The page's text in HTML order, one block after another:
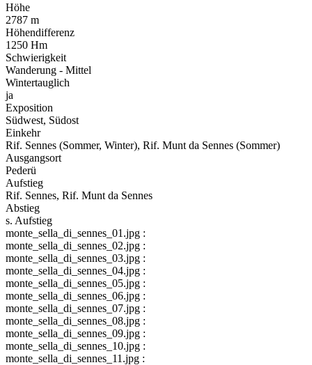
Höhe
2787 m
Höhendifferenz
1250 Hm
Schwierigkeit
Wanderung - Mittel
Wintertauglich
ja
Exposition
Südwest, Südost
Einkehr
Rif. Sennes (Sommer, Winter), Rif. Munt da Sennes (Sommer)
Ausgangsort
Pederü
Aufstieg
Rif. Sennes, Rif. Munt da Sennes
Abstieg
s. Aufstieg
monte_sella_di_sennes_01.jpg :
monte_sella_di_sennes_02.jpg :
monte_sella_di_sennes_03.jpg :
monte_sella_di_sennes_04.jpg :
monte_sella_di_sennes_05.jpg :
monte_sella_di_sennes_06.jpg :
monte_sella_di_sennes_07.jpg :
monte_sella_di_sennes_08.jpg :
monte_sella_di_sennes_09.jpg :
monte_sella_di_sennes_10.jpg :
monte_sella_di_sennes_11.jpg :